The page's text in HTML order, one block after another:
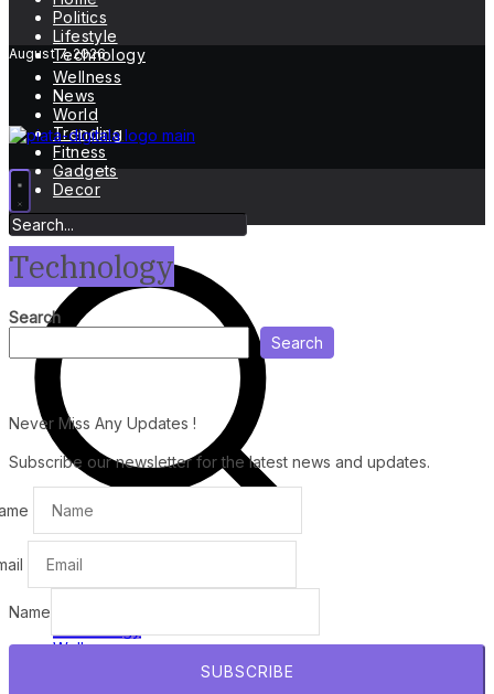
Politics
Lifestyle
Technology
Wellness
News
World
Trending
Fitness
Gadgets
Decor
August 7, 2026
Home
Politics
Wellness
Technology
Search
Search
Never Miss Any Updates !
Subscribe our newsletter for the latest news and updates.
Name
SUBSCRIBE